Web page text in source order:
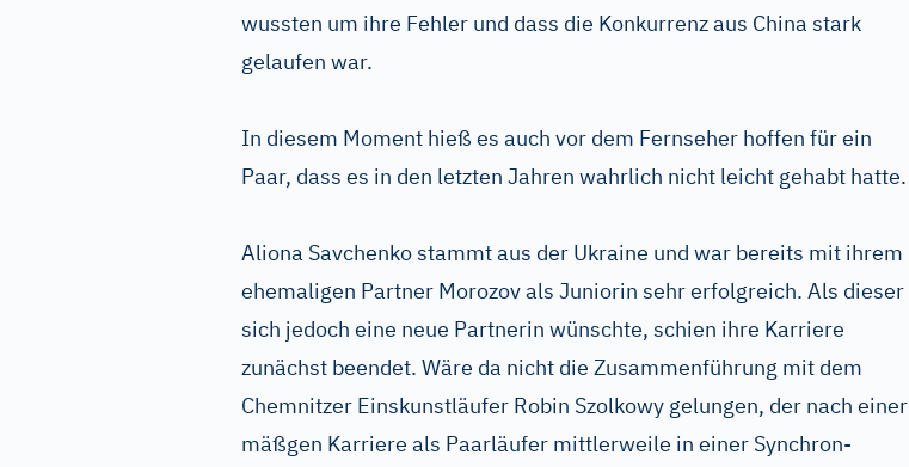
wussten um ihre Fehler und dass die Konkurrenz aus China stark
gelaufen war.
In diesem Moment hieß es auch vor dem Fernseher hoffen für ein
Paar, dass es in den letzten Jahren wahrlich nicht leicht gehabt hatte.
Aliona Savchenko stammt aus der Ukraine und war bereits mit ihrem
ehemaligen Partner Morozov als Juniorin sehr erfolgreich. Als dieser
sich jedoch eine neue Partnerin wünschte, schien ihre Karriere
zunächst beendet. Wäre da nicht die Zusammenführung mit dem
Chemnitzer Einskunstläufer Robin Szolkowy gelungen, der nach einer
mäßgen Karriere als Paarläufer mittlerweile in einer Synchron-